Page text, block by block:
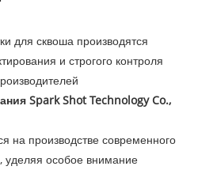
для сквоша производятся
и строгого контроля
Spark Shot Technology Co.,
на производстве современного
уделяя особое внимание